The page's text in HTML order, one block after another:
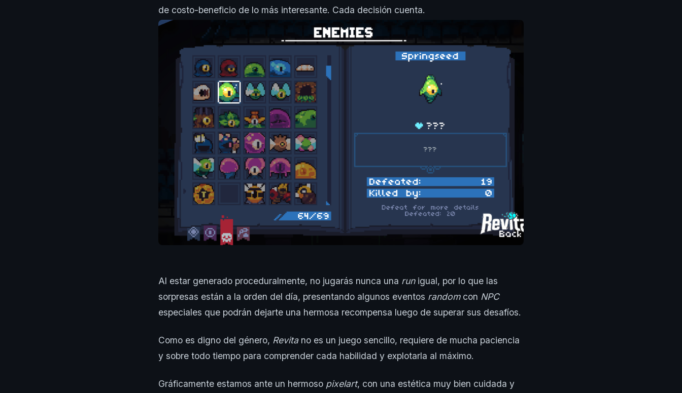
de costo-beneficio de lo más interesante. Cada decisión cuenta.
Al estar generado proceduralmente, no jugarás nunca una runigual, por lo que las
sorpresas están a la orden del día, presentando algunos eventos randomcon NPC
especiales que podrán dejarte una hermosa recompensa luego de superar sus desafíos.
Como es digno del género, Revitano es un juego sencillo, requiere de mucha paciencia
y sobre todo tiempo para comprender cada habilidad y explotarla al máximo.
Gráficamente estamos ante un hermoso pixelart, con una estética muy bien cuidada y